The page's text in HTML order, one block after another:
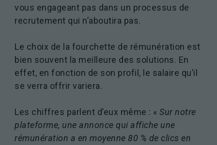
vous engageant pas dans un processus de
recrutement qui n’aboutira pas.
Le choix de la fourchette de rémunération est
bien souvent la meilleure des solutions. En
effet, en fonction de son profil, le salaire qu’il
se verra offrir variera.
Les chiffres parlent d’eux même : « Sur notre
plateforme, une annonce qui affiche une
rémunération a en moyenne 80 % de clics en